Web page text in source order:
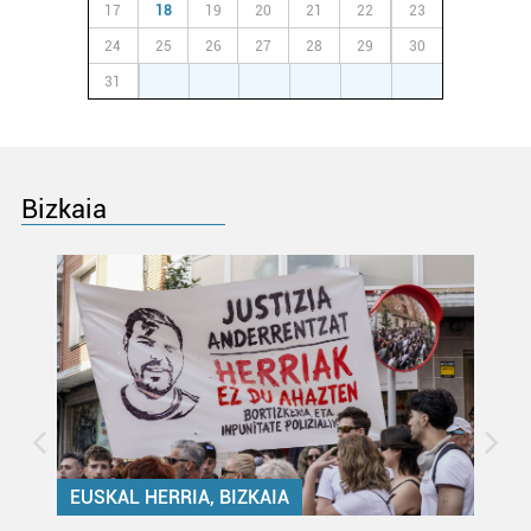
17 18 19 20 21 22 23
24 25 26 27 28 29 30
31
Bizkaia
EUSKAL HERRIA, BIZKAIA